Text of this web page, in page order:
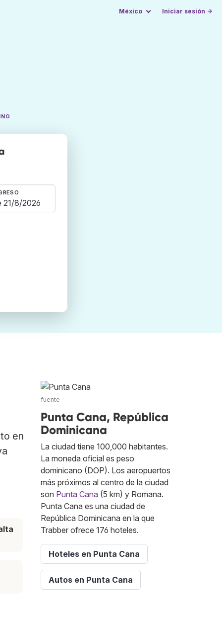
México Iniciar sesión →
en
fuente
Punta Cana, República
Dominicana
La ciudad tiene 100,000 habitantes.
La moneda oficial es peso
dominicano (DOP). Los aeropuertos
más próximos al centro de la ciudad
son Punta Cana (5 km) y Romana.
Punta Cana es una ciudad de
República Dominicana en la que
Trabber ofrece 176 hoteles.
Hoteles en Punta Cana
Autos en Punta Cana